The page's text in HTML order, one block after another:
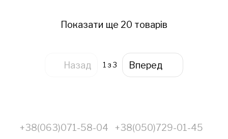
Показати ще 20 товарів
Назад 1 з 3 Вперед
+38(063)071-58-04
+38(050)729-01-45